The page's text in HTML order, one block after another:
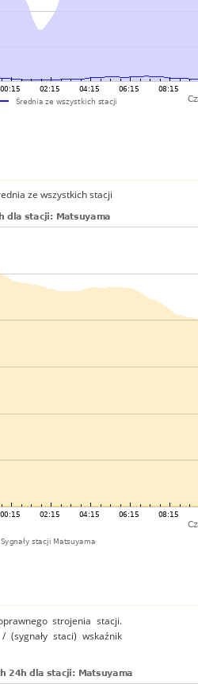
ze wszystkich stacji
strojenia stacji.
(sygnały staci) wskaźnik